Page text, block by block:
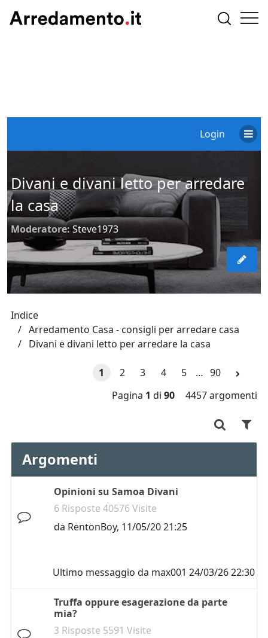
Login
Divani e divani letto per arredare
la casa
Moderatore: Steve1973
Indice
Arredamento Casa - consigli per arredare casa
Divani e divani letto per arredare la casa
1 2 3 4 5 … 90
Pagina 1 di 90 4457 argomenti
Argomenti
Opinioni su Samoa Divani
6 Risposte 40576 Visite
da RentonBoy, 11/05/20 21:25
Ultimo messaggio da max001 24/03/26 22:30
Truffa oppure esagerazione da parte
mia?
3 Risposte 5591 Visite